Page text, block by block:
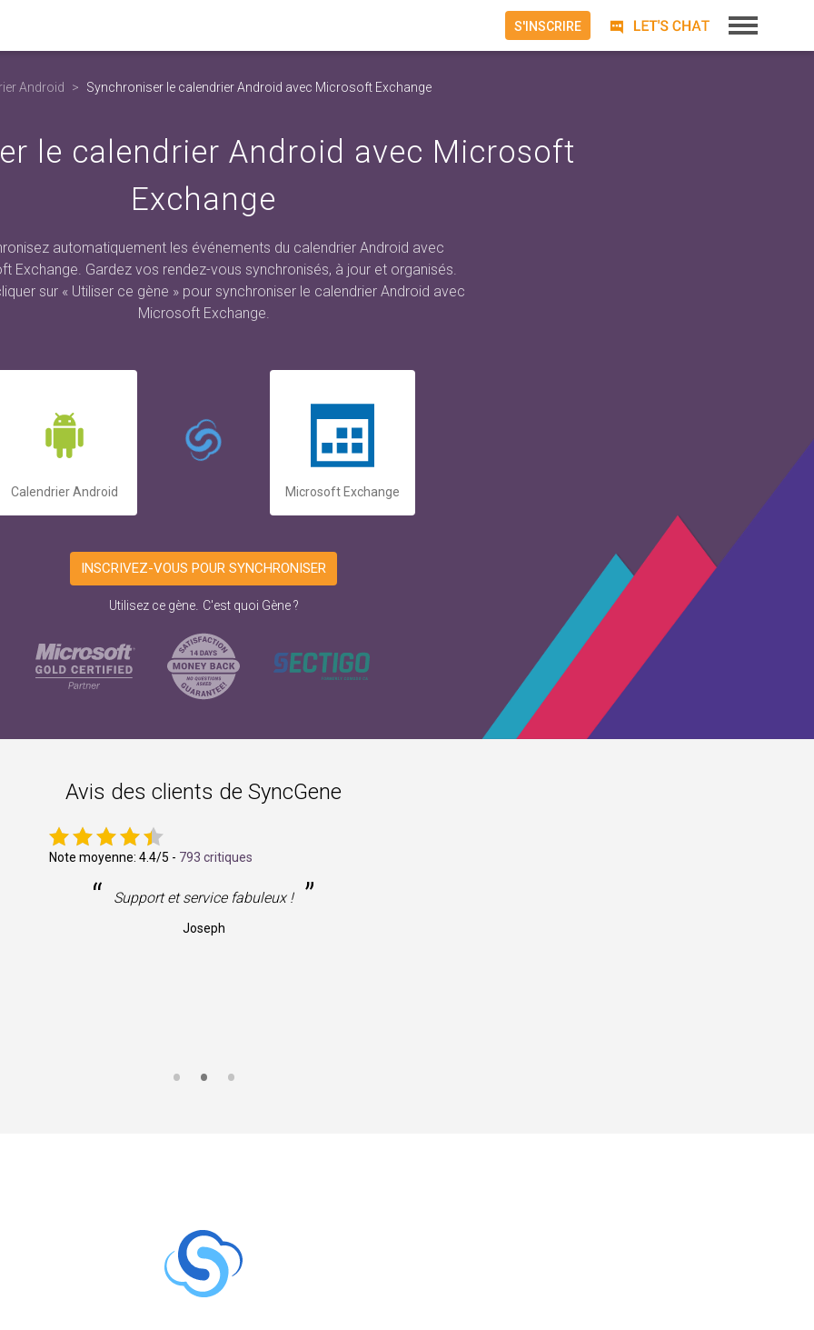
Android Synchroniser le calendrier Android avec Microsoft Exchange
le calendrier Android avec Microsoft
Exchange
automatiquement les événements du calendrier Android avec
Exchange. Gardez vos rendez-vous synchronisés, à jour et organisés.
sur « Utiliser ce gène » pour synchroniser le calendrier Android avec
Microsoft Exchange.
Calendrier Android Microsoft Exchange
INSCRIVEZ-VOUS POUR SYNCHRONISER
Utilisez ce gène. C'est quoi Gène ?
Avis des clients de SyncGene
Note moyenne: 4.4/5 - 793 critiques
“ Support et service fabuleux ! ”
Joseph
S'INSCRIRE